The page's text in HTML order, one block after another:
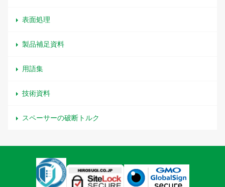
表面処理
製品補足資料
用語集
技術資料
スペーサーの破断トルク